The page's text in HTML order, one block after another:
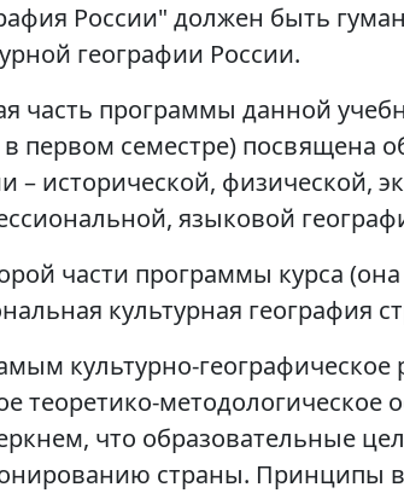
России" должен быть
географии России.
часть программы данной
в первом семестре)
– исторической, физической,
языковой
части программы курса
культурная география
культурно-
теоретико-методологическое
что образовательные
страны. Принципы